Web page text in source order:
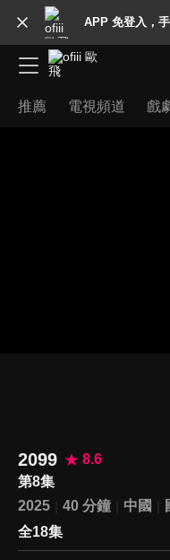
APP 免登入，
推薦 電視頻道 戲
2099
8.6
第8集
2025
40 分鐘 中國
全18集